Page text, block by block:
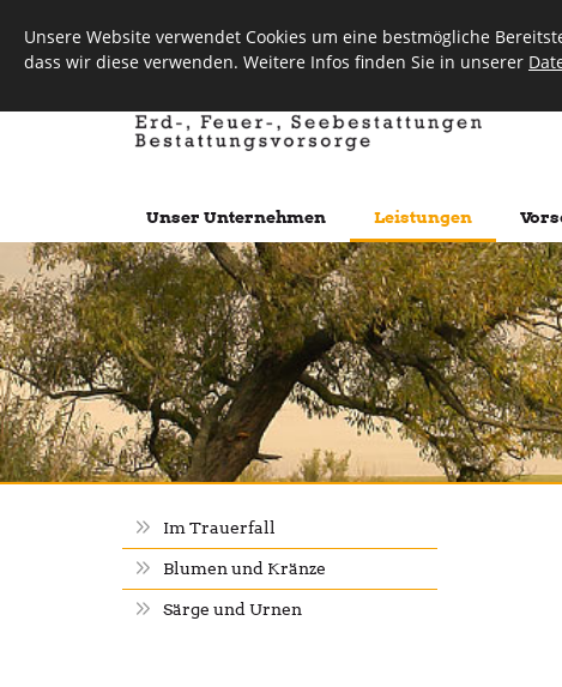
Unser Unternehmen Leistungen
Im Trauerfall
Blumen und Kränze
Särge und Urnen
Unsere Website verwendet Cookies um eine bestmögliche
dass wir diese verwenden. Weitere Infos finden Sie in unserer